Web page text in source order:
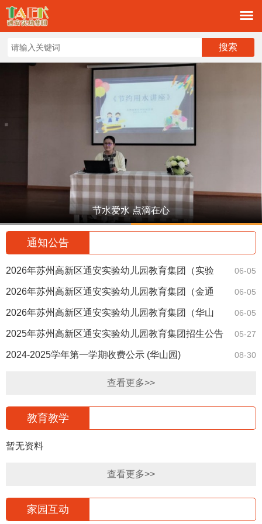
节水爱水 点滴在心
2
通知公告
06-05
2026年苏州高新区通安实验幼儿园教育集团（实验
园）招生公告 06-05
2026年苏州高新区通安实验幼儿园教育集团（金通
园）招生公告 06-05
2026年苏州高新区通安实验幼儿园教育集团（华山
园）招生公告 05-27
​2025年苏州高新区通安实验幼儿园教育集团招生公告
08-30
2024-2025学年第一学期收费公示 (华山园)
查看更多>>
教育教学
暂无资料
查看更多>>
家园互动